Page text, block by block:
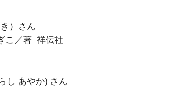
）さん
こ／著 祥伝社
し あやか) さん